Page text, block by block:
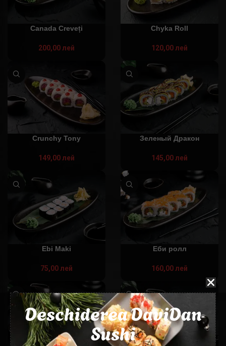
Canada Creveți
200,00лей
Chyka Roll
120,00лей
Crunchy Tony
149,00лей
Зеленый Дракон
145,00лей
Ebi Maki
75,00лей
Еби ролл
160,00лей
Deschiderea DaviDan
Sushi